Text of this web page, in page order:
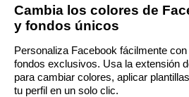
Cambia los colores de
y fondos únicos
Personaliza Facebook fácilmente
fondos exclusivos. Usa la extensión
para cambiar colores, aplicar
tu perfil en un solo clic.